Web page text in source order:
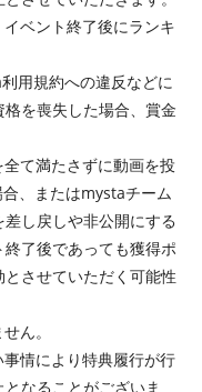
ベント終了後にランキ
用規約への違反などに
を喪失した場合、賞金
て満たさずに動画を投
、またはmystaチーム
し戻しや非公開にする
了後であっても獲得ポ
させていただく可能性
ん。
情により特典履行が行
なることがございま